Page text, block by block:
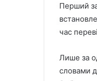
Перший
час
Лише за
словами